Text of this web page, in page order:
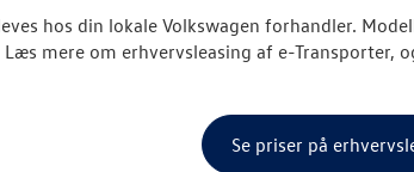
hos din lokale Volkswagen forhandler.
Læs mere om erhvervsleasing af e-Transporter,
Se priser på